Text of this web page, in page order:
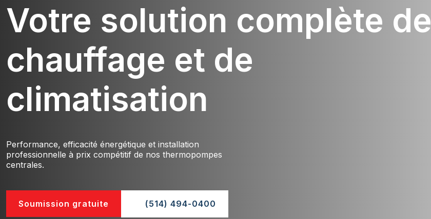
Votre solution complète de
chauffage et de
climatisation
Performance, efficacité énergétique et installation
professionnelle à prix compétitif de nos thermopompes
centrales.
Soumission gratuite (514) 494-0400